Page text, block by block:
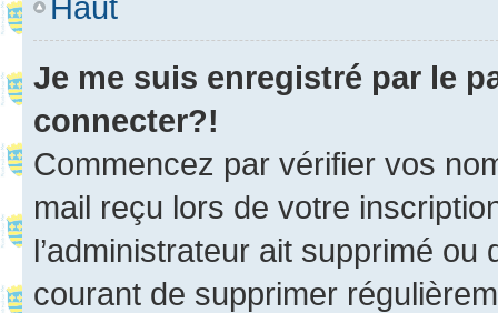
Je me suis enregistré par le
connecter?!
Commencez par vérifier vos
mail reçu lors de votre
l’administrateur ait supprimé
courant de supprimer